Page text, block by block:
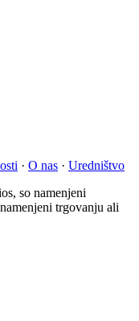
· O nas · Uredništvo
so namenjeni
trgovanju ali